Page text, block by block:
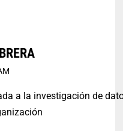
a la investigación de